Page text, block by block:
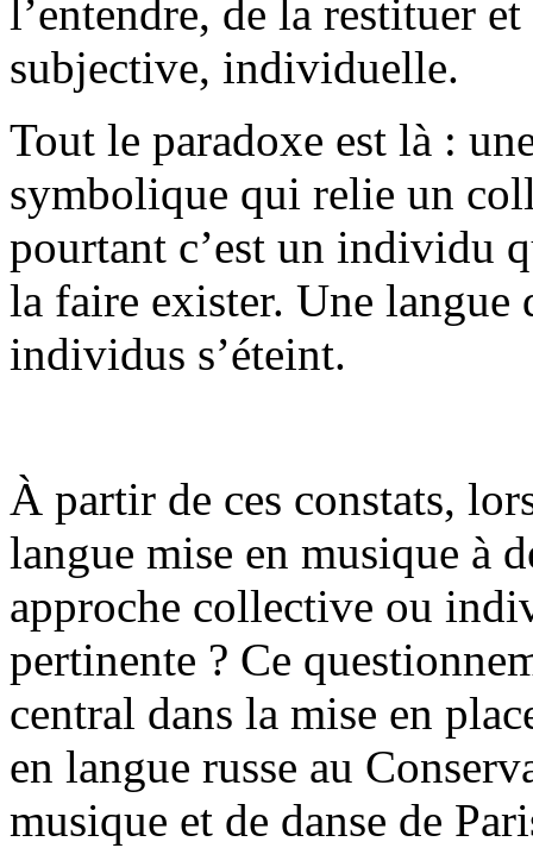
l’entendre, de la restituer
subjective, individuelle.
Tout le paradoxe est là :
symbolique qui relie un
pourtant c’est un individu
la faire exister. Une langue
individus s’éteint.
À partir de ces constats,
langue mise en musique à
approche collective ou
pertinente ? Ce
central dans la mise en
en langue russe au
musique et de danse de